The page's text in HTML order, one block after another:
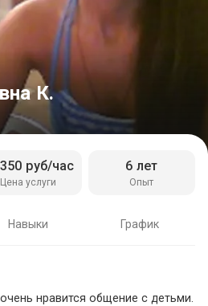
К.
Цена услуги
руб/час
Опыт
6 лет
Навыки График
нравится общение с детьми.